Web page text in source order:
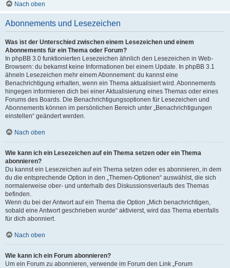
Nach oben
Abonnements und Lesezeichen
Was ist der Unterschied zwischen einem Lesezeichen und einem
Abonnements für ein Thema oder Forum?
In phpBB 3.0 funktionierten Lesezeichen ähnlich den Lesezeichen in Web-
Browsern: du bekamst keine Informationen bei einem Update. In phpBB 3.1
ähneln Lesezeichen mehr einem Abonnement: du kannst eine
Benachrichtigung erhalten, wenn ein Thema aktualisiert wird. Abonnements
hingegen informieren dich bei einer Aktualisierung eines Themas oder eines
Forums des Boards. Die Benachrichtigungsoptionen für Lesezeichen und
Abonnements können im persönlichen Bereich unter „Benachrichtigungen
einstellen“ geändert werden.
Nach oben
Wie kann ich ein Lesezeichen auf ein Thema setzen oder ein Thema
abonnieren?
Du kannst ein Lesezeichen auf ein Thema setzen oder es abonnieren, in dem
du die entsprechende Option in den „Themen-Optionen“ auswählst, die sich
normalerweise ober- und unterhalb des Diskussionsverlaufs des Themas
befinden.
Wenn du bei der Antwort auf ein Thema die Option „Mich benachrichtigen,
sobald eine Antwort geschrieben wurde“ aktivierst, wird das Thema ebenfalls
für dich abonniert.
Nach oben
Wie kann ich ein Forum abonnieren?
Um ein Forum zu abonnieren, verwende im Forum den Link „Forum